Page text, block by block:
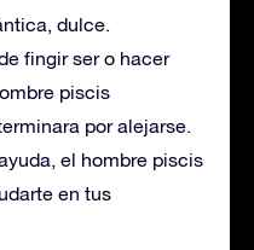
dulce.
fingir ser o hacer
piscis
por alejarse.
el hombre piscis
en tus